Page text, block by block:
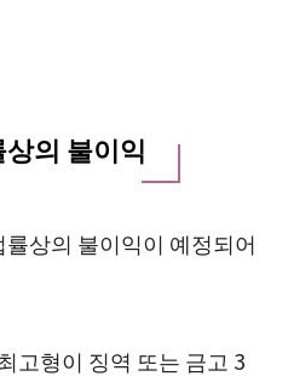
의 불이익
상의 불이익이 예정되어
고형이 징역 또는 금고 3